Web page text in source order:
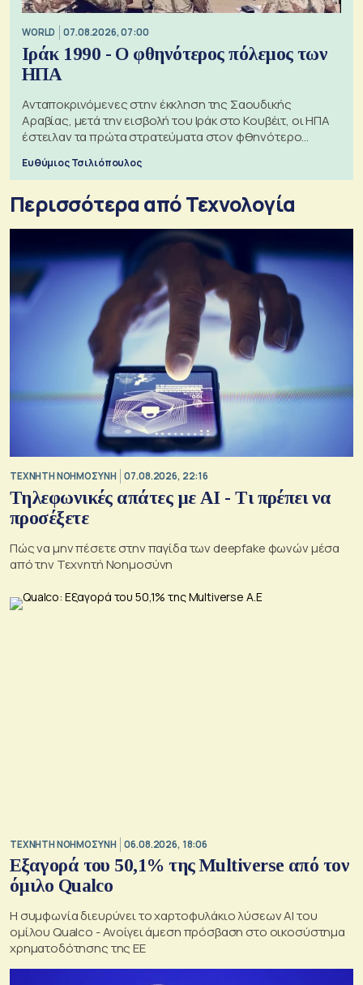
WORLD 07.08.2026, 07:00
Ιράκ 1990 - Ο φθηνότερος πόλεμος των
ΗΠΑ
Ανταποκρινόμενες στην έκκληση της Σαουδικής
Αραβίας, μετά την εισβολή του Ιράκ στο Κουβέιτ, οι ΗΠΑ
έστειλαν τα πρώτα στρατεύματα στον φθηνότερο
Ευθύμιος Τσιλιόπουλος
Περισσότερα από Τεχνολογία
TΕΧΝΗΤΗ ΝΟΗΜΟΣΥΝΗ 07.08.2026, 22:16
Τηλεφωνικές απάτες με ΑΙ - Τι πρέπει να
προσέξετε
Πώς να μην πέσετε στην παγίδα των deepfake φωνών μέσα
από την Τεχνητή Νοημοσύνη
TΕΧΝΗΤΗ ΝΟΗΜΟΣΥΝΗ 06.08.2026, 18:06
Εξαγορά του 50,1% της Multiverse από τον
όμιλο Qualco
Η συμφωνία διευρύνει το χαρτοφυλάκιο λύσεων ΑΙ του
ομίλου Qualco - Ανοίγει άμεση πρόσβαση στο οικοσύστημα
χρηματοδότησης της ΕΕ